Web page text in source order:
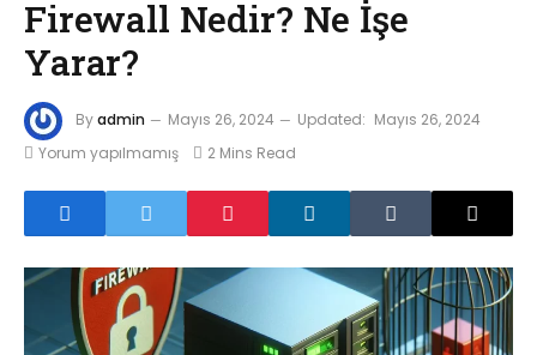
Firewall Nedir? Ne İşe
Yarar?
Byadmin Mayıs 26, 2024 Updated: Mayıs 26, 2024
Yorum yapılmamış
2 Mins Read